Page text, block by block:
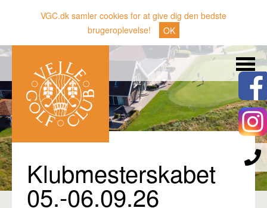
VGC.dk samler cookies for at give dig den bedste
brugeroplevelse!
OK
Nyheder
Klubben
Gæster
Klubmesterskabet
05.-06.09.26